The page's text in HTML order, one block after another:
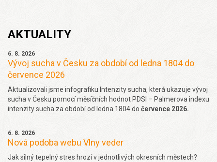
AKTUALITY
6. 8. 2026
Vývoj sucha v Česku za období od ledna 1804 do
července 2026
Aktualizovali jsme infografiku Intenzity sucha, která ukazuje vývoj
sucha v Česku pomocí měsíčních hodnot PDSI – Palmerova indexu
intenzity sucha za období od ledna 1804 do července 2026.
6. 8. 2026
Nová podoba webu Vlny veder
Jak silný tepelný stres hrozí v jednotlivých okresních městech?